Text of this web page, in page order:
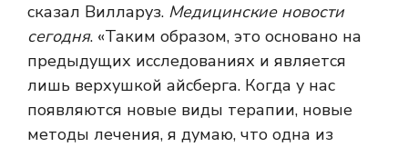
сказал Вилларуз. Медицинские новости
сегодня. «Таким образом, это основано на
предыдущих исследованиях и является
лишь верхушкой айсберга. Когда у нас
появляются новые виды терапии, новые
методы лечения, я думаю, что одна из